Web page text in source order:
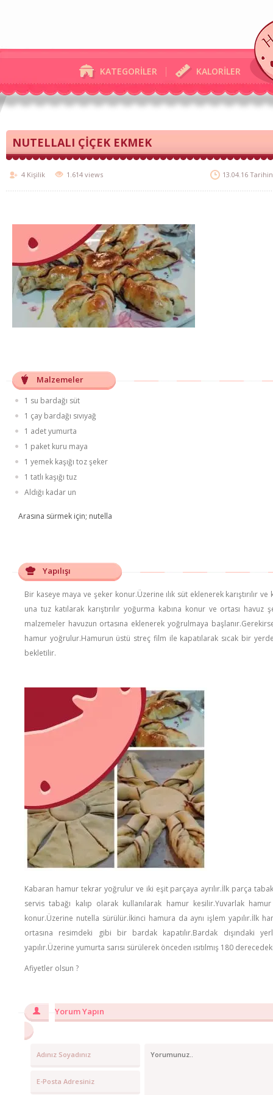
KATEGORİLER KALORİLER
NUTELLALI ÇİÇEK EKMEK
4 Kişilik 1.614 views 13.04.16
Malzemeler
1 su bardağı süt
1 çay bardağı sıvıyağ
1 adet yumurta
1 paket kuru maya
1 yemek kaşığı toz şeker
1 tatlı kaşığı tuz
Aldığı kadar un
Arasına sürmek için; nutella
Yapılışı
Bir kaseye maya ve şeker konur.Üzerine ılık süt eklenerek karıştırılır
una tuz katılarak karıştırılır yoğurma kabına konur ve ortası havuz
malzemeler havuzun ortasına eklenerek yoğrulmaya
hamur yoğrulur.Hamurun üstü streç film ile kapatılarak sıcak bir
bekletilir.
Kabaran hamur tekrar yoğrulur ve iki eşit parçaya ayrılır.İlk parça
servis tabağı kalıp olarak kullanılarak hamur kesilir.Yuvarlak
konur.Üzerine nutella sürülür.İkinci hamura da aynı işlem yapılır.İlk
ortasına resimdeki gibi bir bardak kapatılır.Bardak dışındaki
yapılır.Üzerine yumurta sarısı sürülerek önceden ısıtılmış 180
Afiyetler olsun ?
Yorum Yapın